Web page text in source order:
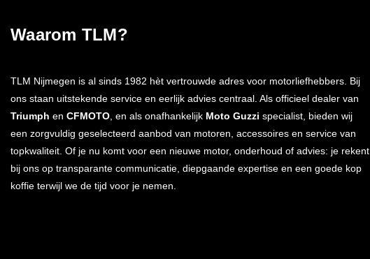
Waarom TLM?
TLM Nijmegen is al sinds 1982 hèt vertrouwde adres voor motorliefhebbers. Bij
ons staan uitstekende service en eerlijk advies centraal. Als officieel dealer van
Triumph en CFMOTO , en als onafhankelijk Moto Guzzi specialist, bieden wij
een zorgvuldig geselecteerd aanbod van motoren, accessoires en service van
topkwaliteit. Of je nu komt voor een nieuwe motor, onderhoud of advies: je rekent
bij ons op transparante communicatie, diepgaande expertise en een goede kop
koffie terwijl we de tijd voor je nemen.